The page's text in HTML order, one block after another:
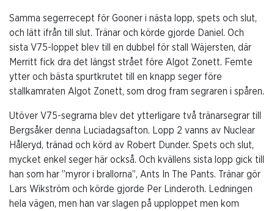
Samma segerrecept för Gooner i nästa lopp, spets och slut,
och lätt ifrån till slut. Tränar och körde gjorde Daniel. Och
sista V75-loppet blev till en dubbel för stall Wäjersten, där
Merritt fick dra det längst strået före Algot Zonett. Femte
ytter och bästa spurtkrutet till en knapp seger före
stallkamraten Algot Zonett, som drog fram segraren i spåren.
Utöver V75-segrarna blev det ytterligare två tränarsegrar till
Bergsåker denna Luciadagsafton. Lopp 2 vanns av Nuclear
Håleryd, tränad och körd av Robert Dunder. Spets och slut,
mycket enkel seger här också. Och kvällens sista lopp gick till
han som har ”myror i brallorna”, Ants In The Pants. Tränar gör
Lars Wikström och körde gjorde Per Linderoth. Ledningen
hela vägen, men han var slagen på upploppet men kom